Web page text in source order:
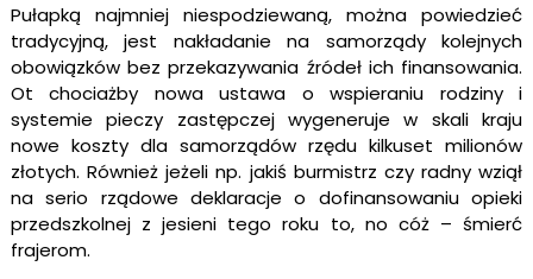
Pułapką najmniej niespodziewaną, można powiedzieć
tradycyjną, jest nakładanie na samorządy kolejnych
obowiązków bez przekazywania źródeł ich finansowania.
Ot chociażby nowa ustawa o wspieraniu rodziny i
systemie pieczy zastępczej wygeneruje w skali kraju
nowe koszty dla samorządów rzędu kilkuset milionów
złotych. Również jeżeli np. jakiś burmistrz czy radny wziął
na serio rządowe deklaracje o dofinansowaniu opieki
przedszkolnej z jesieni tego roku to, no cóż – śmierć
frajerom.